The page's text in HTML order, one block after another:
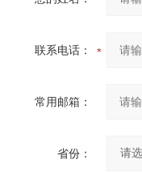
联系电话：
常用邮箱：
省份：